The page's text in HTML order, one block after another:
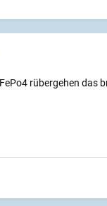
rübergehen das